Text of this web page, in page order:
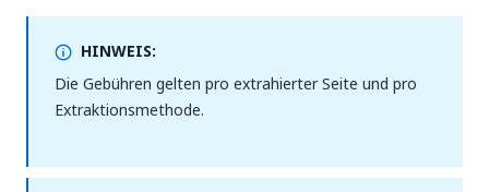
HINWEIS:
Die Gebühren gelten pro extrahierter Seite und pro
Extraktionsmethode.